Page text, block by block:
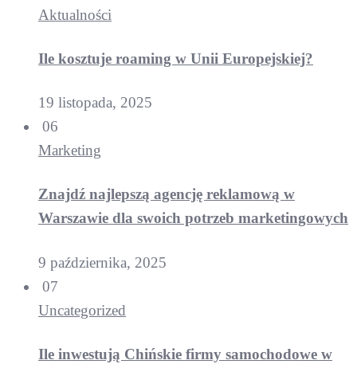
Aktualności
Ile kosztuje roaming w Unii Europejskiej?
19 listopada, 2025
06
Marketing
Znajdź najlepszą agencję reklamową w
Warszawie dla swoich potrzeb marketingowych
9 października, 2025
07
Uncategorized
Ile inwestują Chińskie firmy samochodowe w